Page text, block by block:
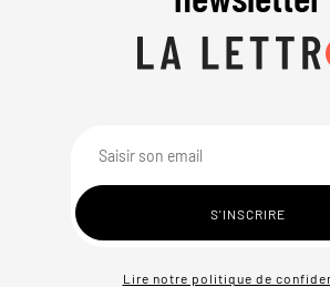
Lire notre politique de